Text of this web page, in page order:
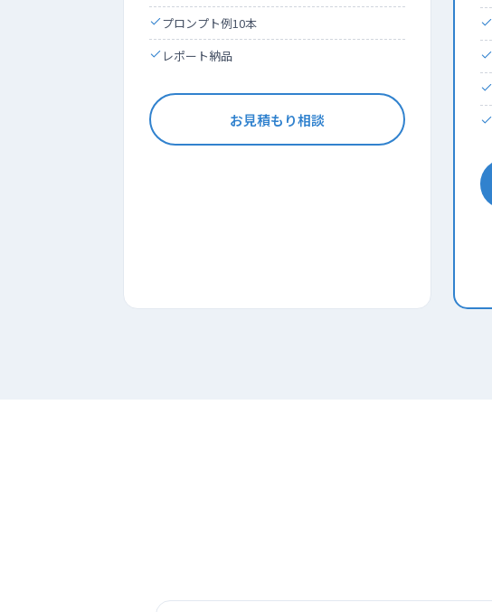
プロンプト例10本
レポート納品
お見積もり相談